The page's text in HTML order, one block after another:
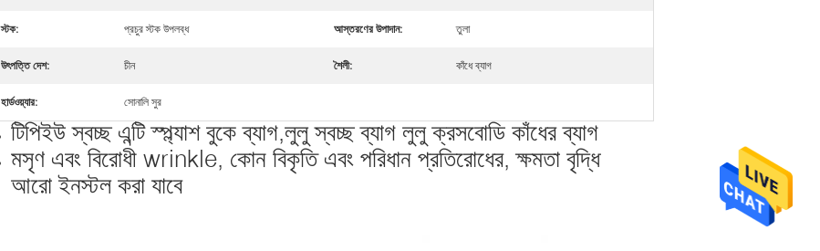
স্টক: প্রচুর স্টক উপলব্ধ আস্তরণের উপাদান: তুলা
উৎপত্তি দেশ: চীন শৈলী: কাঁধে ব্যাগ
হার্ডওয়্যার: সোনালি সুর
টিপিইউ স্বচ্ছ এন্টি স্প্ল্যাশ বুকে ব্যাগ,লুলু স্বচ্ছ ব্যাগ লুলু ক্রসবোডি কাঁধের ব্যাগ
মসৃণ এবং বিরোধী wrinkle, কোন বিকৃতি এবং পরিধান প্রতিরোধের, ক্ষমতা বৃদ্ধি
আরো ইনস্টল করা যাবে